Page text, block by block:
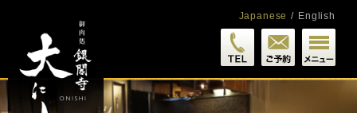
Japanese / English